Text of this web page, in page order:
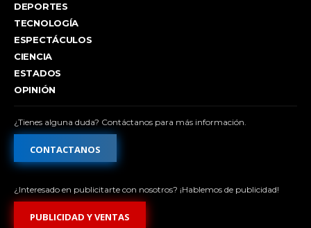
DEPORTES
TECNOLOGÍA
ESPECTÁCULOS
CIENCIA
ESTADOS
OPINIÓN
¿Tienes alguna duda? Contáctanos para más información.
CONTACTANOS
¿Interesado en publicitarte con nosotros? ¡Hablemos de publicidad!
PUBLICIDAD Y VENTAS